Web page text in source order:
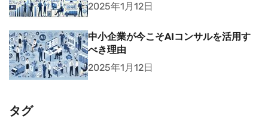
2025年1月12日
中小企業が今こそAIコンサルを活用す
べき理由
2025年1月12日
タグ